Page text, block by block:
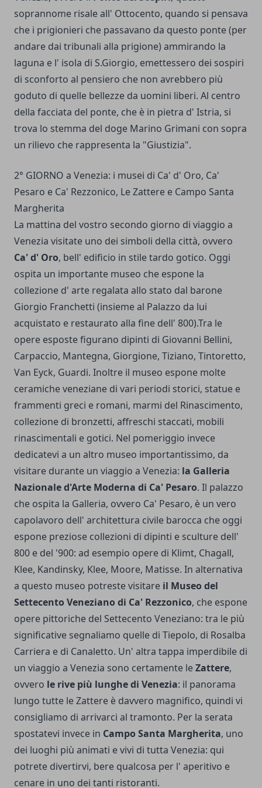
soprannome risale all' Ottocento, quando si pensava
che i prigionieri che passavano da questo ponte (per
andare dai tribunali alla prigione) ammirando la
laguna e l' isola di S.Giorgio, emettessero dei sospiri
di sconforto al pensiero che non avrebbero più
goduto di quelle bellezze da uomini liberi. Al centro
della facciata del ponte, che è in pietra d' Istria, si
trova lo stemma del doge Marino Grimani con sopra
un rilievo che rappresenta la "Giustizia".
2° GIORNO a Venezia: i musei di Ca' d' Oro, Ca'
Pesaro e Ca' Rezzonico, Le Zattere e Campo Santa
Margherita
La mattina del vostro secondo giorno di viaggio a
Venezia visitate uno dei simboli della città, ovvero
Ca' d' Oro, bell' edificio in stile tardo gotico. Oggi
ospita un importante museo che espone la
collezione d' arte regalata allo stato dal barone
Giorgio Franchetti (insieme al Palazzo da lui
acquistato e restaurato alla fine dell' 800).Tra le
opere esposte figurano dipinti di Giovanni Bellini,
Carpaccio, Mantegna, Giorgione, Tiziano, Tintoretto,
Van Eyck, Guardi. Inoltre il museo espone molte
ceramiche veneziane di vari periodi storici, statue e
frammenti greci e romani, marmi del Rinascimento,
collezione di bronzetti, affreschi staccati, mobili
rinascimentali e gotici. Nel pomeriggio invece
dedicatevi a un altro museo importantissimo, da
visitare durante un viaggio a Venezia: la Galleria
Nazionale d'Arte Moderna di Ca' Pesaro. Il palazzo
che ospita la Galleria, ovvero Ca' Pesaro, è un vero
capolavoro dell' architettura civile barocca che oggi
espone preziose collezioni di dipinti e sculture dell'
800 e del '900: ad esempio opere di Klimt, Chagall,
Klee, Kandinsky, Klee, Moore, Matisse. In alternativa
a questo museo potreste visitare il Museo del
Settecento Veneziano di Ca' Rezzonico, che espone
opere pittoriche del Settecento Veneziano: tra le più
significative segnaliamo quelle di Tiepolo, di Rosalba
Carriera e di Canaletto. Un' altra tappa imperdibile di
un viaggio a Venezia sono certamente leZattere,
ovvero le rive più lunghe di Venezia: il panorama
lungo tutte le Zattere è davvero magnifico, quindi vi
consigliamo di arrivarci al tramonto. Per la serata
spostatevi invece in Campo Santa Margherita, uno
dei luoghi più animati e vivi di tutta Venezia: qui
potrete divertirvi, bere qualcosa per l' aperitivo e
cenare in uno dei tanti ristoranti.